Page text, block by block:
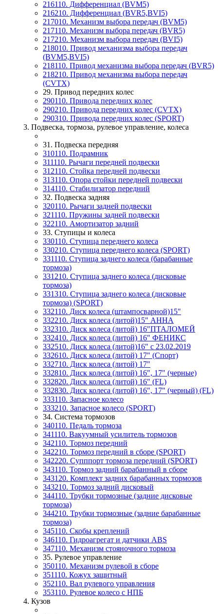
216110. Дифференциал (BVM5)
216210. Дифференциал (BVR5,BVI5)
217010. Механизм выбора передач (BVM5)
217110. Механизм выбора передач (BVR5)
217210. Механизм выбора передач (BVI5)
218010. Привод механизма выбора передач
(BVM5,BVI5)
218110. Привод механизма выбора передач (BVR5)
218210. Привод механизма выбора передач
(CVTX)
29. Привод передних колес
290110. Привода передних колес
290210. Привода передних колес (CVTX)
290310. Привода передних колес (SPORT)
3. Подвеска, тормоза, рулевое управление, колеса
31. Подвеска передняя
310110. Подрамник
311110. Рычаги передней подвески
312110. Стойка передней подвески
313110. Опора стойки передней подвески
314110. Стабилизатор передний
32. Подвеска задняя
320110. Рычаги задней подвески
321110. Пружины задней подвески
322110. Амортизатор задний
33. Ступицы и колеса
330110. Ступица переднего колеса
330210. Ступица переднего колеса (SPORT)
331110. Ступица заднего колеса (барабанные
тормоза)
331210. Ступица заднего колеса (дисковые
тормоза)
331310. Ступица заднего колеса (дисковые
тормоза) (SPORT)
332110. Диск колеса (штампосварной)15"
332210. Диск колеса (литой)15" АННА
332310. Диск колеса (литой) 16"ПТАЛОМЕЙ
332410. Диск колеса (литой) 16" ФЕНИКС
332510. Диск колеса (литой)16" с 23.02.2019
332610. Диск колеса (литой) 17" (Спорт)
332710. Диск колеса (литой) 17"
332810. Диск колеса (литой) 16", 17" (черные)
332820. Диск колеса (литой) 16" (FL)
332830. Диск колеса (литой) 16", 17" (черный) (FL)
333110. Запасное колесо
333210. Запасное колесо (SPORT)
34. Система тормозов
340110. Педаль тормоза
341110. Вакуумный усилитель тормозов
342110. Тормоз передний
342210. Тормоз передний в сборе (SPORT)
342220. Супппорт тормоза передний (SPORT)
343110. Тормоз задний барабанный в сборе
343120. Комплект задних барабанных тормозов
343210. Тормоз задний дисковый
344110. Трубки тормозные (задние дисковые
тормоза)
344210. Трубки тормозные (задние барабанные
тормоза)
345110. Скобы креплений
346110. Гидроагрегат и датчики АВS
347110. Механизм стояночного тормоза
35. Рулевое управление
350110. Механизм рулевой в сборе
351110. Кожух защитный
352110. Вал рулевого управления
353110. Рулевое колесо с НПБ
4. Кузов